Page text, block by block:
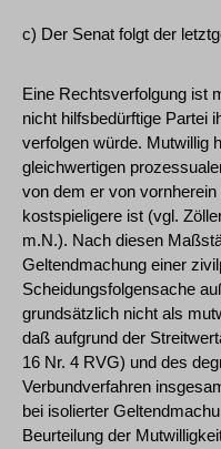
c) Der Senat folgt der
Eine Rechtsverfolgung ist
nicht hilfsbedürftige Partei
verfolgen würde. Mutwillig
gleichwertigen
von dem er von
kostspieligere ist (vgl.
m.N.). Nach diesen
Geltendmachung einer
Scheidungsfolgensache
grundsätzlich nicht als
daß aufgrund der
16 Nr. 4 RVG) und des
Verbundverfahren
bei isolierter
Beurteilung der